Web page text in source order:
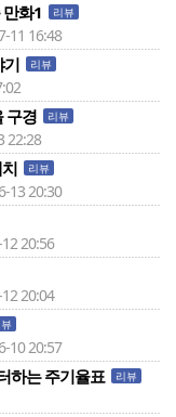
화1 리뷰
11 16:48
기 리뷰
구경 리뷰
22:28
리뷰
13 20:30
20:56
20:04
10 20:57
하는 주기율표 리뷰